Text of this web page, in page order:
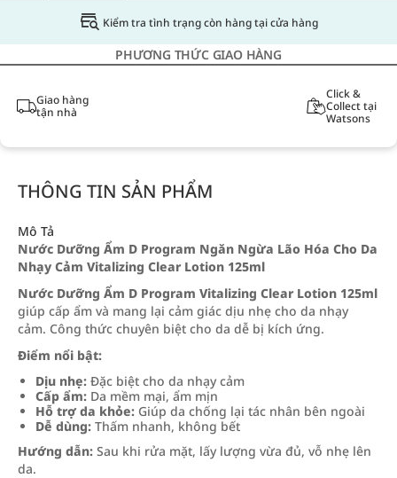
Kiểm tra tình trạng còn hàng tại cửa hàng
PHƯƠNG THỨC GIAO HÀNG
Giao hàng
tận nhà
Click &
Collect tại
Watsons
THÔNG TIN SẢN PHẨM
Mô Tả
Nước Dưỡng Ẩm D Program Ngăn Ngừa Lão Hóa Cho Da
Nhạy Cảm Vitalizing Clear Lotion 125ml
Nước Dưỡng Ẩm D Program Vitalizing Clear Lotion 125ml
giúp cấp ẩm và mang lại cảm giác dịu nhẹ cho da nhạy
cảm. Công thức chuyên biệt cho da dễ bị kích ứng.
Điểm nổi bật:
Dịu nhẹ: Đặc biệt cho da nhạy cảm
Cấp ẩm: Da mềm mại, ẩm mịn
Hỗ trợ da khỏe: Giúp da chống lại tác nhân bên ngoài
Dễ dùng: Thấm nhanh, không bết
Hướng dẫn: Sau khi rửa mặt, lấy lượng vừa đủ, vỗ nhẹ lên
da.